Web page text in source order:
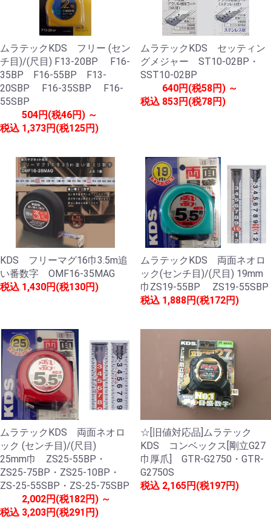
ムラテックKDS フリー (セン
チ目)/(尺目) F13-20BP F16-
35BP F16-55BP F13-
20SBP F16-35SBP F16-
55SBP
税込
504円(税46円) ～
1,373円(税125円)
ムラテックKDS セッティン
グメジャー ST10-02BP・
SST10-02BP
税込
640円(税58円) ～
853円(税78円)
KDS フリーマグ16巾3.5m追
い番数字 OMF16-35MAG
税込 1,430円(税130円)
ムラテックKDS 両面ネオロ
ック(センチ目)/(尺目) 19mm
巾ZS19-55BP ZS19-55SBP
税込 1,888円(税172円)
ムラテックKDS 両面ネオロ
ック (センチ目)/(尺目)
25mm巾 ZS25-55BP・
ZS25-75BP・ZS25-10BP・
ZS-25-55SBP・ZS-25-75SBP
税込
2,002円(税182円) ～
3,203円(税291円)
☆[旧値対応品]ムラテック
KDS コンベックス[剛立G27
巾厚爪] GTR-G2750・GTR-
G2750S
税込 2,165円(税197円)